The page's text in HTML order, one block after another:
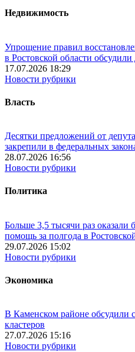
Недвижимость
Упрощение правил
в Ростовской области
17.07.2026 18:29
Новости рубрики
Власть
Десятки предложений от
закрепили в федеральных
28.07.2026 16:56
Новости рубрики
Политика
Больше 3,5 тысячи раз
помощь за полгода в
29.07.2026 15:02
Новости рубрики
Экономика
В Каменском районе обсудили
кластеров
27.07.2026 15:16
Новости рубрики